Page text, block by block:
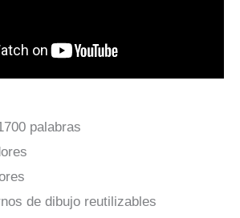
palabras
de dibujo reutilizables